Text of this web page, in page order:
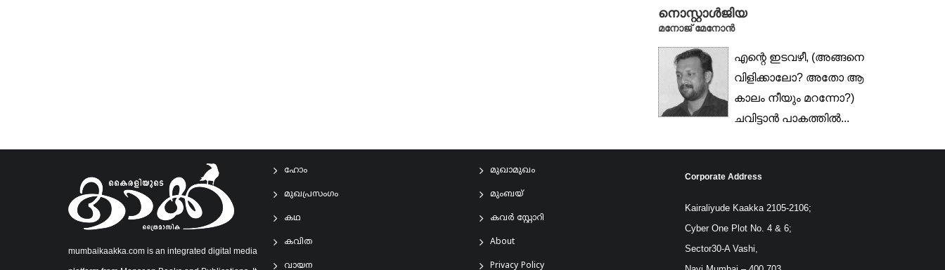
നൊസ്റ്റാൾജിയ
മനോജ് മേനോൻ
എന്റെ ഇടവഴീ, (അങ്ങനെ
വിളിക്കാലോ? അതോ ആ
കാലം നീയും മറന്നോ?)
ചവിട്ടാൻ പാകത്തിൽ...
mumbaikaakka.com is an integrated digital media
ഹോം
മുഖപ്രസംഗം
കഥ
കവിത
വായന
മുഖാമുഖം
മുംബയ്
കവർ സ്റ്റോറി
About
Privacy Policy
Corporate Address
Kairaliyude Kaakka 2105-2106;
Cyber One Plot No. 4 & 6;
Sector30-A Vashi,